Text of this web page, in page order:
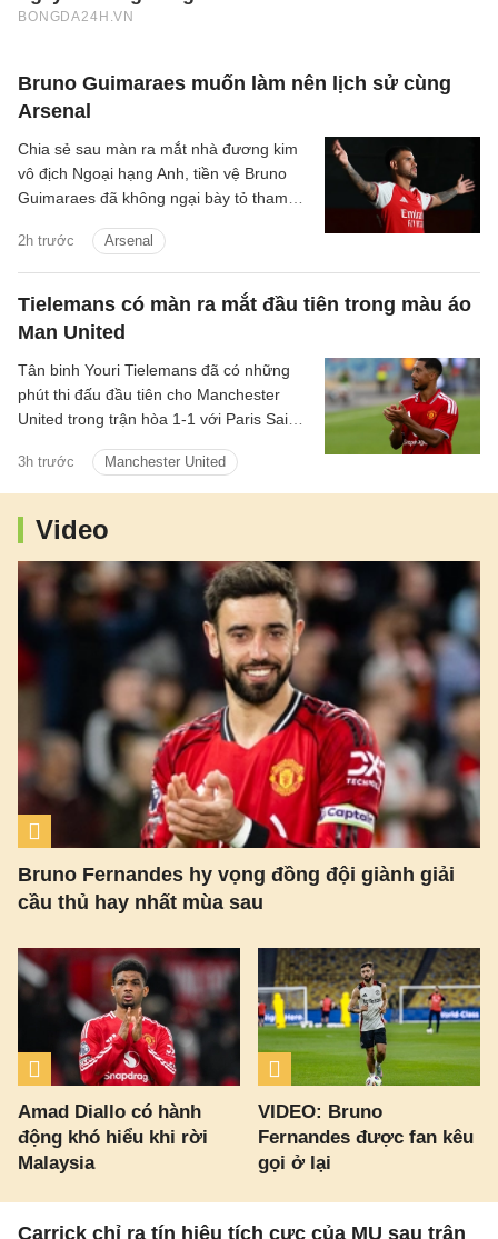
Bruno Guimaraes muốn làm nên lịch sử cùng
Arsenal
2h trước Arsenal
Chia sẻ sau màn ra mắt nhà đương kim
vô địch Ngoại hạng Anh, tiền vệ Bruno
Guimaraes đã không ngại bày tỏ tham
tạo nên những điều lớn lao.
Tielemans có màn ra mắt đầu tiên trong màu áo
Man United
3h trước Manchester United
Tân binh Youri Tielemans đã có những
phút thi đấu đầu tiên cho Manchester
United trong trận hòa 1-1 với Paris Saint-
Video
Bruno Fernandes hy vọng đồng đội giành giải
cầu thủ hay nhất mùa sau
Amad Diallo có hành
động khó hiểu khi rời
Malaysia
VIDEO: Bruno
Fernandes được fan kêu
gọi ở lại
Carrick chỉ ra tín hiệu tích cực của MU sau trận